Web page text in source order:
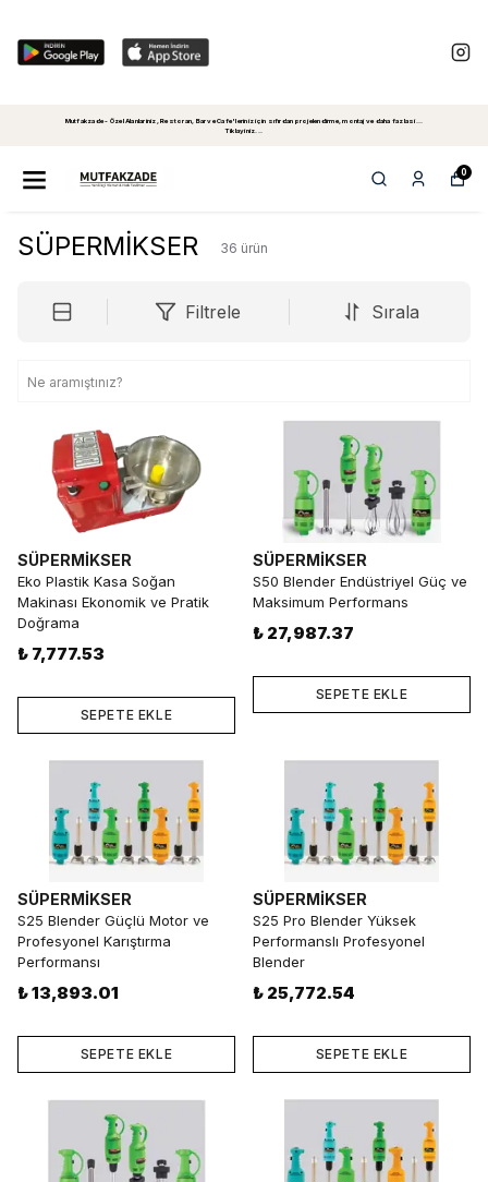
Mutfakzade - Özel Alanlariniz, Restoran, Bar ve Cafe'leriniz için sıfırdan projelendirme, montaj ve daha fazlasi...
Tiklayiniz...
0
SÜPERMİKSER 36 ürün
Filtrele Sırala
SÜPERMİKSER
Eko Plastik Kasa Soğan
Makinası Ekonomik ve Pratik
Doğrama
₺ 7,777.53
SEPETE EKLE
SÜPERMİKSER
S50 Blender Endüstriyel Güç ve
Maksimum Performans
₺ 27,987.37
SEPETE EKLE
SÜPERMİKSER
S25 Blender Güçlü Motor ve
Profesyonel Karıştırma
Performansı
₺ 13,893.01
SEPETE EKLE
SÜPERMİKSER
S25 Pro Blender Yüksek
Performanslı Profesyonel
Blender
₺ 25,772.54
SEPETE EKLE